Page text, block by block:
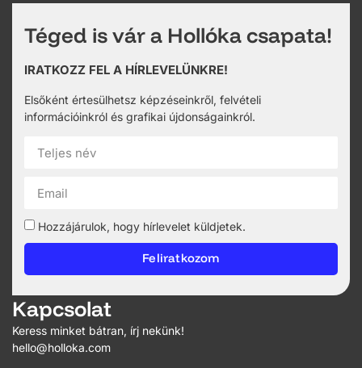
Téged is vár a Hollóka csapata!
IRATKOZZ FEL A HÍRLEVELÜNKRE!
Elsőként értesülhetsz képzéseinkről, felvételi
információinkról és grafikai újdonságainkról.
Hozzájárulok, hogy hírlevelet küldjetek.
Feliratkozom
Kapcsolat
Keress minket bátran, írj nekünk!
hello@holloka.com